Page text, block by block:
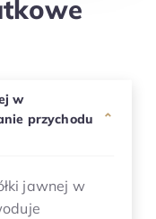
w
przychodu
⌄
jawnej w